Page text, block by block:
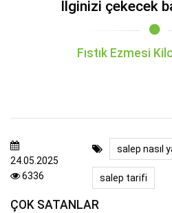
İlginizi çekecek
Fıstık Ezmesi
24.05.2025
6336
salep nasıl
salep tarifi
ÇOK SATANLAR